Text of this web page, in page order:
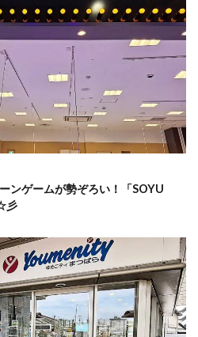
ンゲームが勢ぞろい！「SOYU
彡